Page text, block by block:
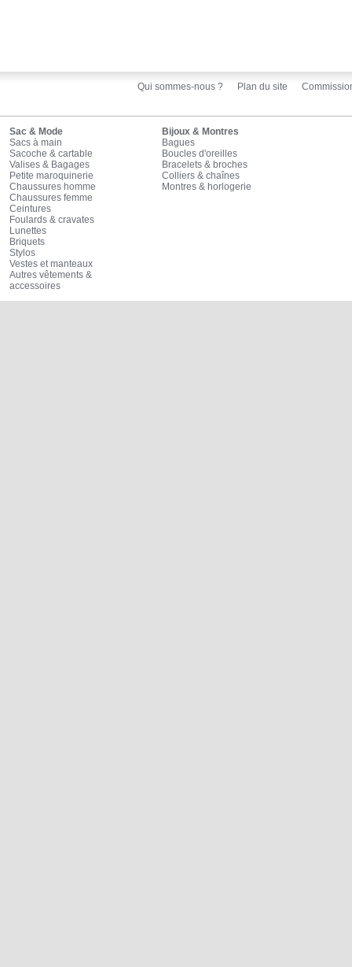
Qui sommes-nous ? Plan du site
Sac & Mode
Sacs à main
Sacoche & cartable
Valises & Bagages
Petite maroquinerie
Chaussures homme
Chaussures femme
Ceintures
Foulards & cravates
Lunettes
Briquets
Stylos
Vestes et manteaux
Autres vêtements &
accessoires
Bijoux & Montres
Bagues
Boucles d'oreilles
Bracelets & broches
Colliers & chaînes
Montres & horlogerie